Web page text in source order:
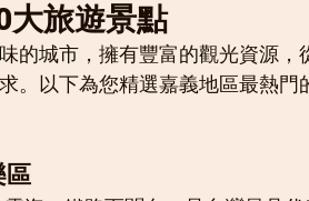
大旅遊景點
的城市，擁有豐富的觀光資源
。以下為您精選嘉義地區最熱門
區